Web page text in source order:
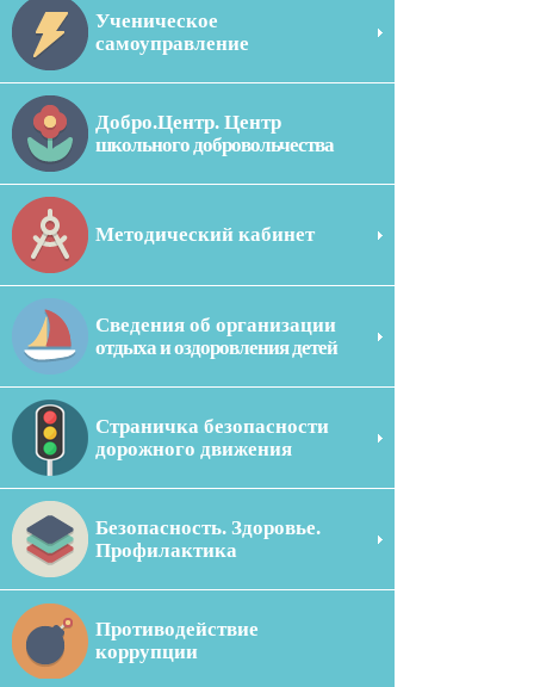
Ученическое
самоуправление
Добро.Центр. Центр
школьного добровольчества
Методический кабинет
Сведения об организации
отдыха и оздоровления детей
Страничка безопасности
дорожного движения
Безопасность. Здоровье.
Профилактика
Противодействие
коррупции